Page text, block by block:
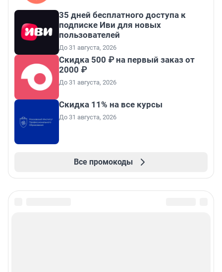
35 дней бесплатного доступа к
подписке Иви для новых
пользователей
До 31 августа, 2026
Скидка 500 ₽ на первый заказ от
2000 ₽
До 31 августа, 2026
Скидка 11% на все курсы
До 31 августа, 2026
Все промокоды